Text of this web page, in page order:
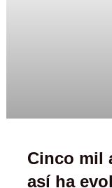
Cinco mil
así ha